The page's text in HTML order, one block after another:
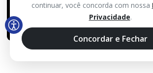
continuar, você concorda com nossa
Privacidade.
Concordar e Fechar